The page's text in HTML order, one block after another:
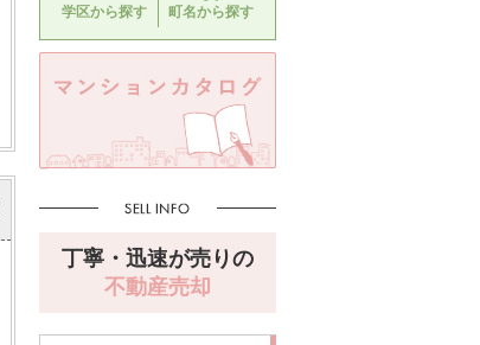
学区から探す 町名から探す
丁寧・迅速が売りの
不動産売却